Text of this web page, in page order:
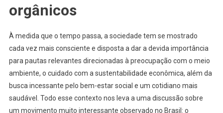
orgânicos
À medida que o tempo passa, a sociedade tem se mostrado
cada vez mais consciente e disposta a dar a devida importância
para pautas relevantes direcionadas à preocupação com o meio
ambiente, o cuidado com a sustentabilidade econômica, além da
busca incessante pelo bem-estar social e um cotidiano mais
saudável. Todo esse contexto nos leva a uma discussão sobre
um movimento muito interessante observado no Brasil: o